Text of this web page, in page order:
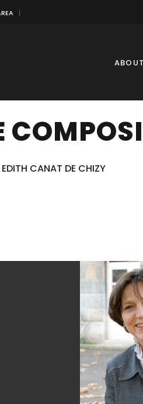
EDITH CANAT DE CHIZY